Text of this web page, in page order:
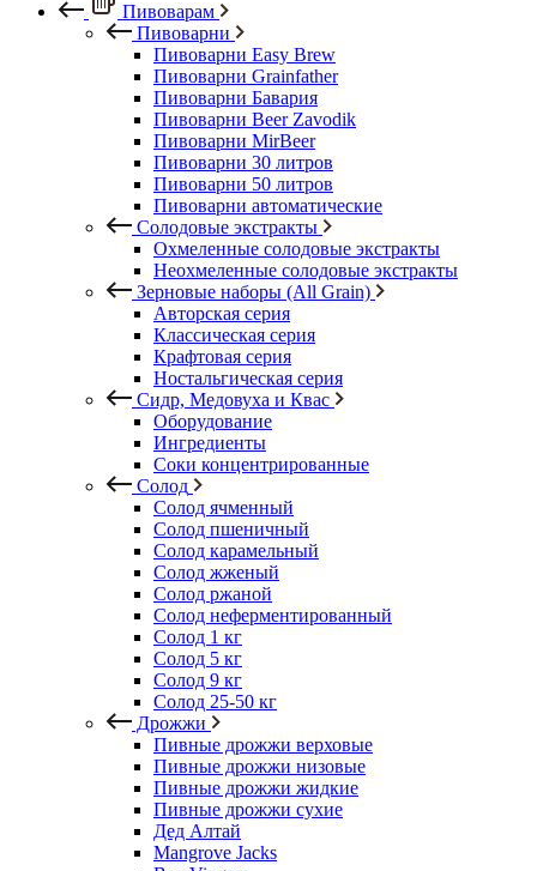
Пивоварам
Пивоварни
Пивоварни Easy Brew
Пивоварни Grainfather
Пивоварни Бавария
Пивоварни Beer Zavodik
Пивоварни MirBeer
Пивоварни 30 литров
Пивоварни 50 литров
Пивоварни автоматические
Солодовые экстракты
Охмеленные солодовые экстракты
Неохмеленные солодовые экстракты
Зерновые наборы (All Grain)
Авторская серия
Классическая серия
Крафтовая серия
Ностальгическая серия
Сидр, Медовуха и Квас
Оборудование
Ингредиенты
Соки концентрированные
Солод
Солод ячменный
Солод пшеничный
Солод карамельный
Солод жженый
Солод ржаной
Солод неферментированный
Солод 1 кг
Солод 5 кг
Солод 9 кг
Солод 25-50 кг
Дрожжи
Пивные дрожжи верховые
Пивные дрожжи низовые
Пивные дрожжи жидкие
Пивные дрожжи сухие
Дед Алтай
Mangrove Jacks